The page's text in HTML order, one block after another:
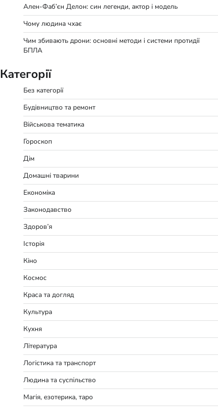
Ален-Фаб’єн Делон: син легенди, актор і модель
Чому людина чхає
Чим збивають дрони: основні методи і системи протидії
БПЛА
Категорії
Без категорії
Будівництво та ремонт
Військова тематика
Гороскоп
Дім
Домашні тварини
Економіка
Законодавство
Здоров’я
Історія
Кіно
Космос
Краса та догляд
Культура
Кухня
Література
Логістика та транспорт
Людина та суспільство
Магія, езотерика, таро